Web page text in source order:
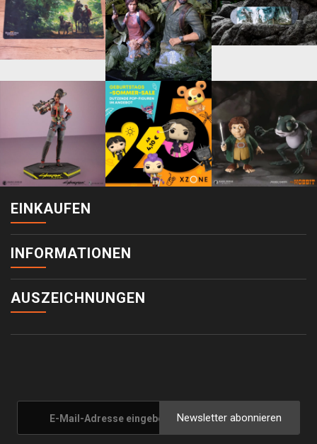
EINKAUFEN
INFORMATIONEN
AUSZEICHNUNGEN
Newsletter abonnieren